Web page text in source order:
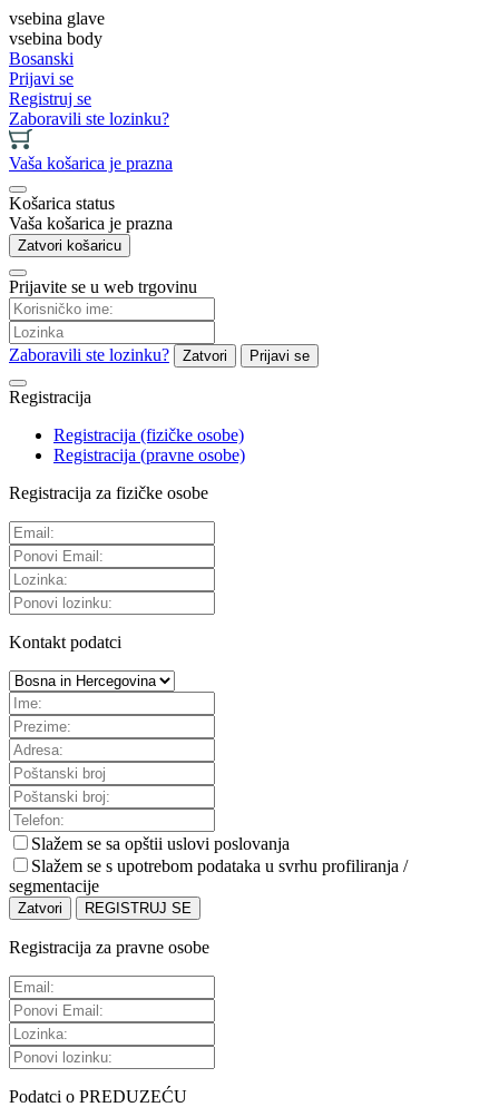
vsebina glave
vsebina body
Bosanski
Prijavi se
Registruj se
Zaboravili ste lozinku?
Vaša košarica je prazna
Košarica status
Vaša košarica je prazna
Zatvori košaricu
Prijavite se u web trgovinu
Zaboravili ste lozinku? Zatvori Prijavi se
Registracija
Registracija (fizičke osobe)
Registracija (pravne osobe)
Registracija za fizičke osobe
Kontakt podatci
Slažem se sa opštii uslovi poslovanja
Slažem se s upotrebom podataka u svrhu profiliranja /
segmentacije
Zatvori REGISTRUJ SE
Registracija za pravne osobe
Podatci o PREDUZEĆU